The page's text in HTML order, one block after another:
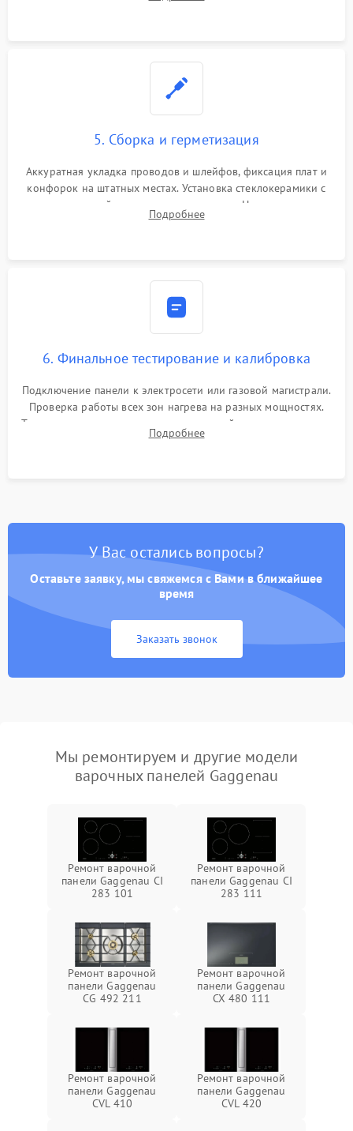
5. Сборка и герметизация
Аккуратная укладка проводов и шлейфов, фиксация плат и
конфорок на штатных местах. Установка стеклокерамики с
проверкой равномерности зазоров. Нанесение
термостойкого герметика или укладка уплотнительной
Подробнее
6. Финальное тестирование и калибровка
Подключение панели к электросети или газовой магистрали.
Проверка работы всех зон нагрева на разных мощностях.
Тестирование сенсорного управления, таймера, индикаторов
остаточного тепла и систем защиты от перегрева.
Подробнее
У Вас остались вопросы?
Оставьте заявку, мы свяжемся с Вами в ближайшее
время
Заказать звонок
Мы ремонтируем и другие модели
варочных панелей Gaggenau
Ремонт варочной
панели Gaggenau CI
283 101
Ремонт варочной
панели Gaggenau CI
283 111
Ремонт варочной
панели Gaggenau
CG 492 211
Ремонт варочной
панели Gaggenau
CX 480 111
Ремонт варочной
панели Gaggenau
CVL 410
Ремонт варочной
панели Gaggenau
CVL 420